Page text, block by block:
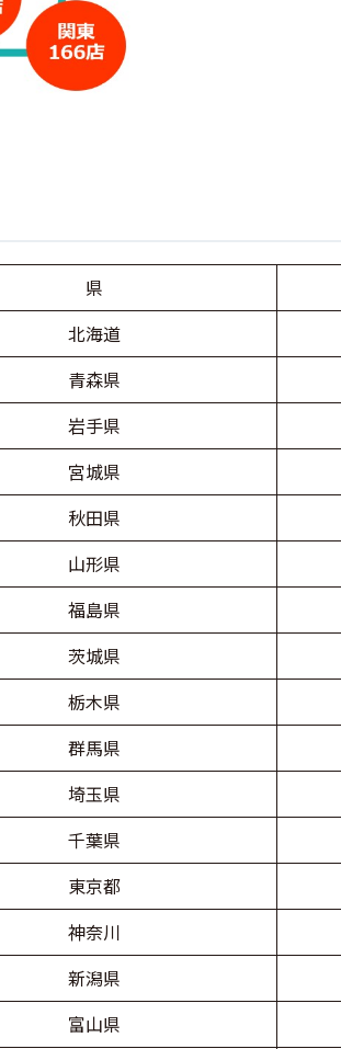
県
北海道
青森県
岩手県
宮城県
秋田県
山形県
福島県
茨城県
栃木県
群馬県
埼玉県
千葉県
東京都
神奈川
新潟県
富山県